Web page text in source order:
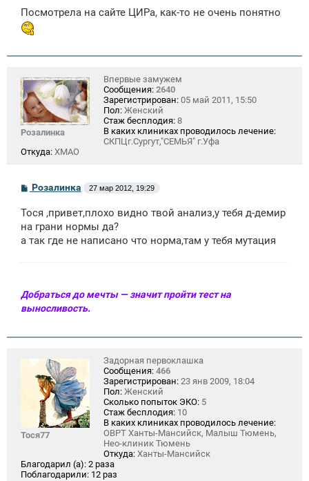
и
е
Посмотрела на сайте ЦИРа, как-то не очень понятно
Розалинка
Впервые замужем
Сообщения: 2640
Зарегистрирован: 05 май 2011, 15:50
Пол: Женский
Стаж бесплодия: 8
В каких клиниках проводилось лечение:
СКПЦг.Сургут,"СЕМЬЯ" г.Уфа
Откуда: ХМАО
С
о
б
щ
н
Розалинка 27 мар 2012, 19:29
Тося ,привет,плохо видно твой анализ,у тебя д-демир
на грани нормы да?
а так где не написано что норма,там у тебя мутация
Добраться до мечты — значит пройти тест на
выносливость.
Тося77
Задорная первоклашка
Сообщения: 466
Зарегистрирован: 23 янв 2009, 18:04
Пол: Женский
Сколько попыток ЭКО: 5
Стаж бесплодия: 10
В каких клиниках проводилось лечение:
ОВРТ Ханты-Мансийск, Малыш Тюмень,
Нео-клиник Тюмень
Откуда: Ханты-Мансийск
Благодарил (а): 2 раза
Поблагодарили: 12 раз